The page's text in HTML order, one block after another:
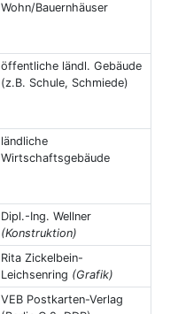
Wohn/Bauernhäuser
öffentliche ländl. Gebäude
(z.B. Schule, Schmiede)
ländliche
Wirtschaftsgebäude
Dipl.-Ing. Wellner
(Konstruktion)
Rita Zickelbein-
Leichsenring (Grafik)
VEB Postkarten-Verlag